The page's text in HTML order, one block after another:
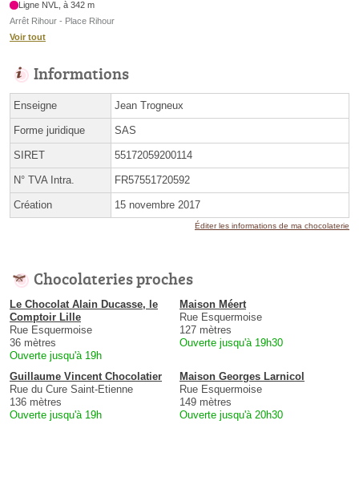
Ligne NVL, à 342 m
Arrêt Rihour - Place Rihour
Voir tout
Informations
Enseigne Jean Trogneux
Forme juridique SAS
SIRET 55172059200114
N° TVA Intra. FR57551720592
Création 15 novembre 2017
Éditer les informations de ma chocolaterie
Chocolateries proches
Le Chocolat Alain Ducasse, le
Comptoir Lille
Rue Esquermoise
36 mètres
Ouverte jusqu'à 19h
Maison Méert
Rue Esquermoise
127 mètres
Ouverte jusqu'à 19h30
Guillaume Vincent Chocolatier
Rue du Cure Saint-Etienne
136 mètres
Ouverte jusqu'à 19h
Maison Georges Larnicol
Rue Esquermoise
149 mètres
Ouverte jusqu'à 20h30